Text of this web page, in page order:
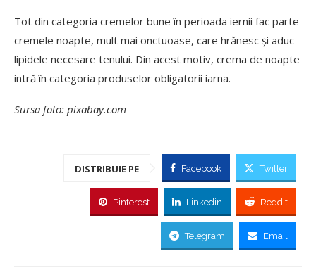
Tot din categoria cremelor bune în perioada iernii fac parte
cremele noapte, mult mai onctuoase, care hrănesc și aduc
lipidele necesare tenului. Din acest motiv, crema de noapte
intră în categoria produselor obligatorii iarna.
Sursa foto: pixabay.com
DISTRIBUIE PE Facebook Twitter
Pinterest Linkedin Reddit
Telegram Email